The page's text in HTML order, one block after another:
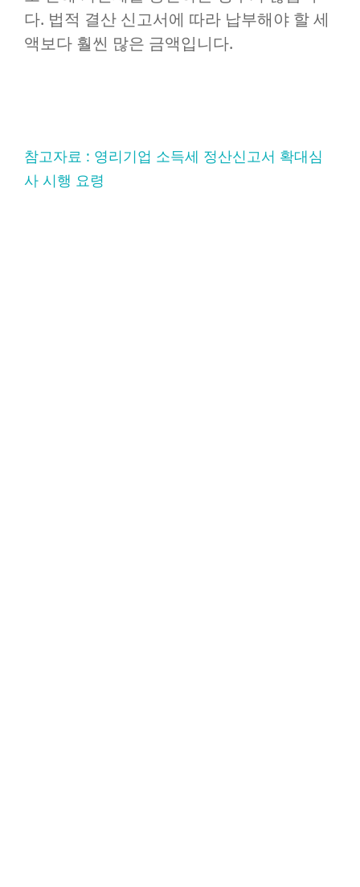
다. 법적 결산 신고서에 따라 납부해야 할 세
액보다 훨씬 많은 금액입니다.
참고자료 : 영리기업 소득세 정산신고서 확대심
사 시행 요령